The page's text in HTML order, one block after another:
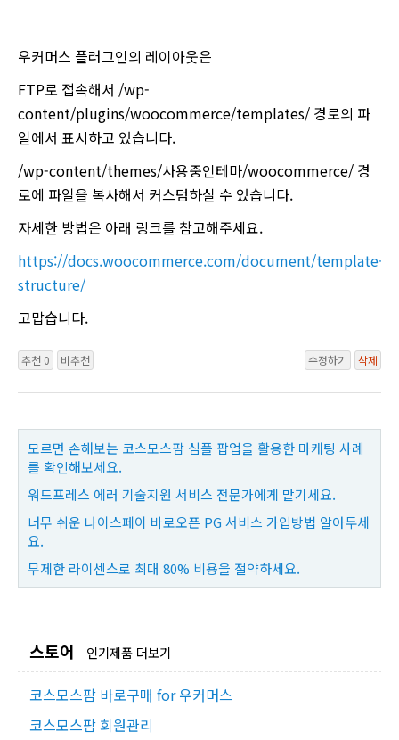
우커머스 플러그인의 레이아웃은
FTP로 접속해서 /wp-
content/plugins/woocommerce/templates/ 경로의 파
일에서 표시하고 있습니다.
/wp-content/themes/사용중인테마/woocommerce/ 경
로에 파일을 복사해서 커스텀하실 수 있습니다.
자세한 방법은 아래 링크를 참고해주세요.
https://docs.woocommerce.com/document/template-
structure/
고맙습니다.
추천 0 비추천 수정하기 삭제
모르면 손해보는 코스모스팜 심플 팝업을 활용한 마케팅 사례
를 확인해보세요.
워드프레스 에러 기술지원 서비스 전문가에게 맡기세요.
너무 쉬운 나이스페이 바로오픈 PG 서비스 가입방법 알아두세
요.
무제한 라이센스로 최대 80% 비용을 절약하세요.
스토어 인기제품 더보기
코스모스팜 바로구매 for 우커머스
코스모스팜 회원관리